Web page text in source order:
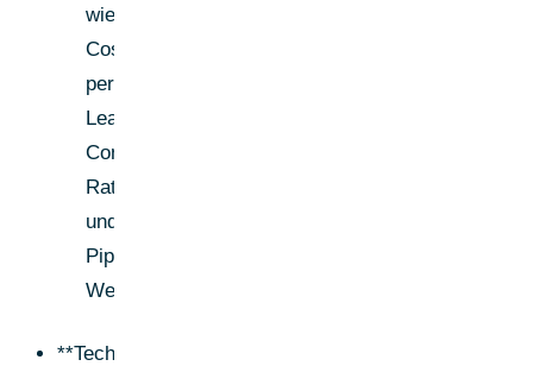
wie
Cost
per
Lead,
Conversion-
Raten
und
Pipeline-
Wert
**Tech-